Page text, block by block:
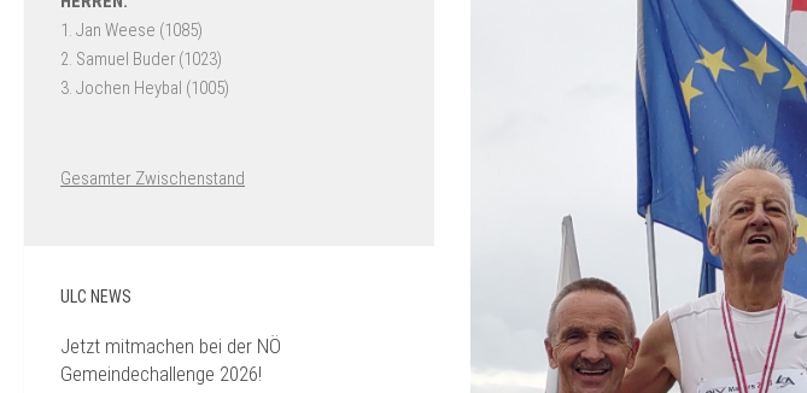
Gesamter Zwischenstand
ULC NEWS
Jetzt mitmachen bei der NÖ
Gemeindechallenge 2026!